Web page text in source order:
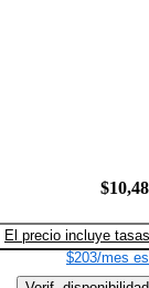
El precio incluye tasas
$203/mes